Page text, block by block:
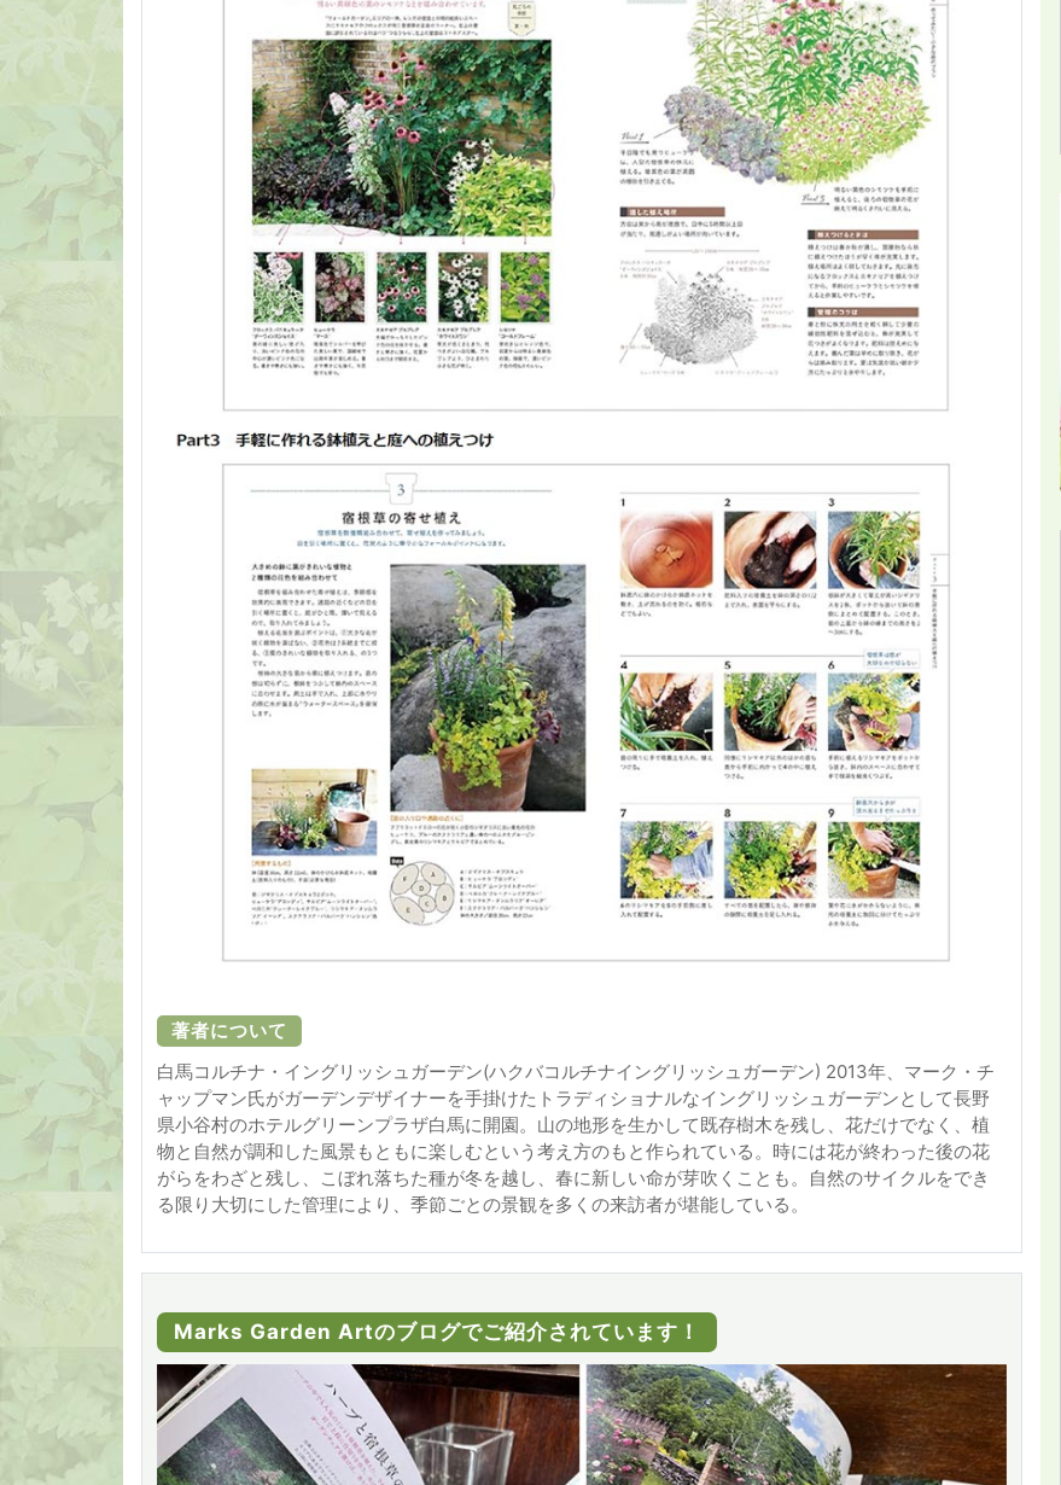
著者について
白馬コルチナ・イングリッシュガーデン(ハクバコルチナイングリッシュガーデン) 2013年、マーク・チ
ャップマン氏がガーデンデザイナーを手掛けたトラディショナルなイングリッシュガーデンとして長野
県小谷村のホテルグリーンプラザ白馬に開園。山の地形を生かして既存樹木を残し、花だけでなく、植
物と自然が調和した風景もともに楽しむという考え方のもと作られている。時には花が終わった後の花
がらをわざと残し、こぼれ落ちた種が冬を越し、春に新しい命が芽吹くことも。自然のサイクルをでき
る限り大切にした管理により、季節ごとの景観を多くの来訪者が堪能している。
Marks Garden Artのブログでご紹介されています！